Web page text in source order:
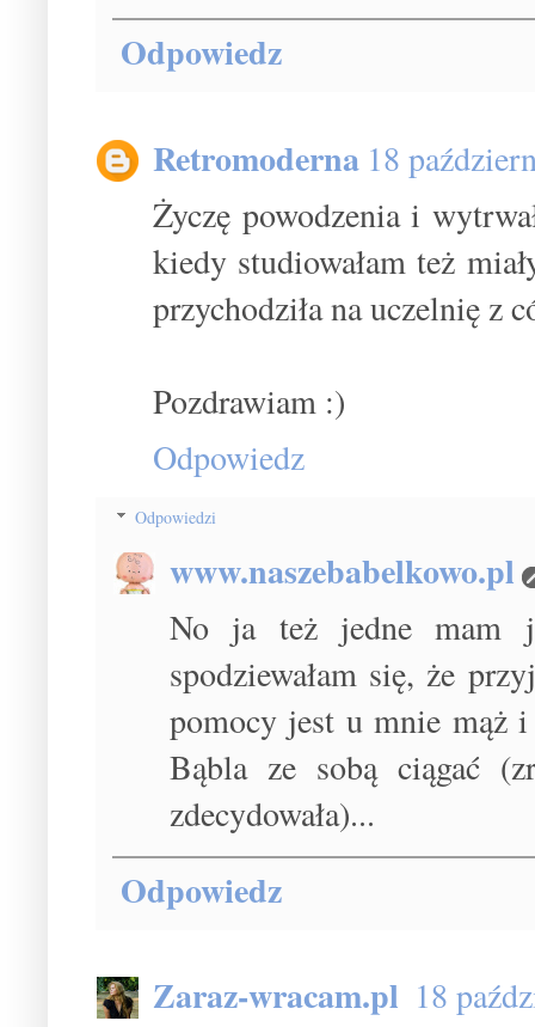
Odpowiedz
Retromoderna 18
Życzę powodzenia i
kiedy studiowałam też
przychodziła na uczelnię z
Pozdrawiam :)
Odpowiedz
Odpowiedzi
www.naszebabelkowo.pl
No ja też jedne mam
spodziewałam się, że
pomocy jest u mnie mąż
Bąbla ze sobą ciągać
zdecydowała)...
Odpowiedz
Zaraz-wracam.pl 18